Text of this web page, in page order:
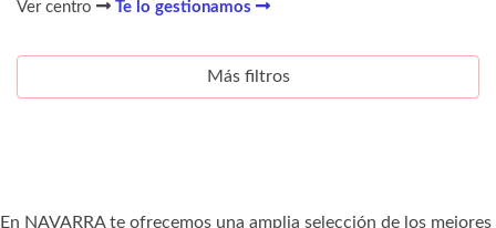
Ver centro Te lo gestionamos
Más filtros
En NAVARRA te ofrecemos una amplia selección de los mejores